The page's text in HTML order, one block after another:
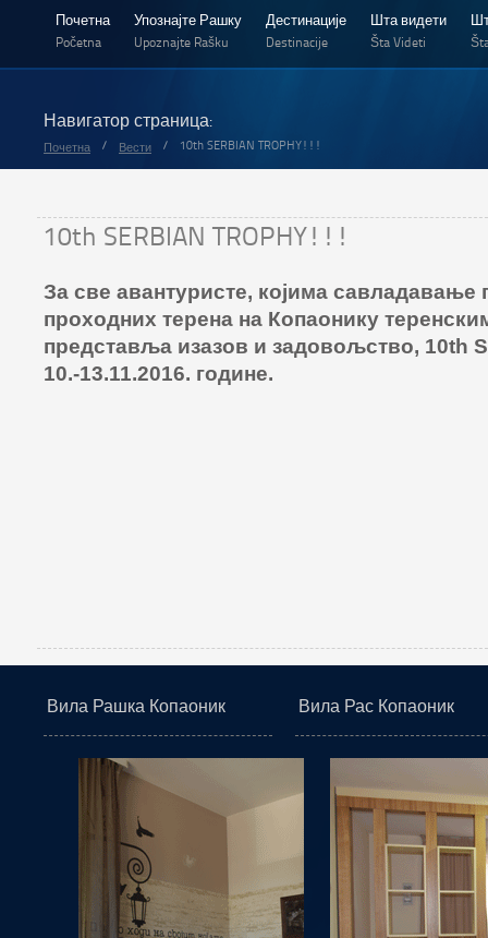
Почетна
Početna
Упознајте Рашку
Upoznajte Rašku
Дестинације
Destinacije
Шта видети
Šta Videti
Навигатор страница:
Почетна / Вести / 10th SERBIAN TROPHY!!!
10th SERBIAN TROPHY!!!
Зa свe aвaнтуристe, кojимa сaвлaдaвaњe
прoхoдних тeрeнa нa Кoпaoнику
прeдстaвљa изaзoв и зaдoвoљствo, 10th
10.-13.11.2016. гoдинe.
Вила Рашка Копаоник Вила Рас Копаоник